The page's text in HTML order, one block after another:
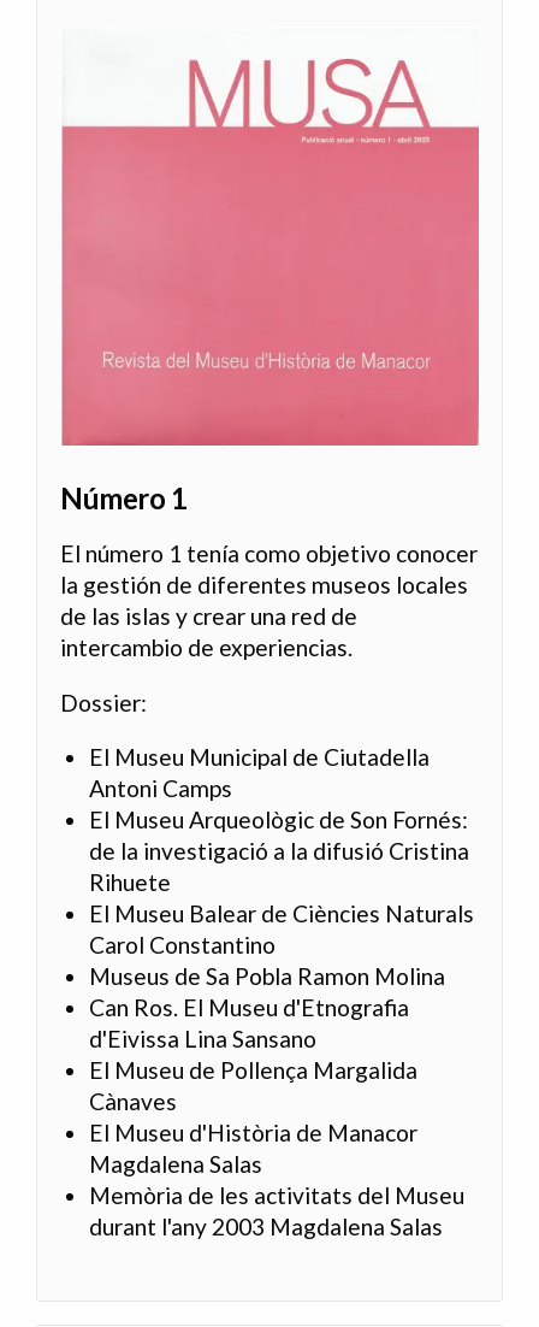
Número 1
El número 1 tenía como objetivo conocer
la gestión de diferentes museos locales
de las islas y crear una red de
intercambio de experiencias.
Dossier:
El Museu Municipal de Ciutadella
Antoni Camps
El Museu Arqueològic de Son Fornés:
de la investigació a la difusió Cristina
Rihuete
El Museu Balear de Ciències Naturals
Carol Constantino
Museus de Sa Pobla Ramon Molina
Can Ros. El Museu d'Etnografia
d'Eivissa Lina Sansano
El Museu de Pollença Margalida
Cànaves
El Museu d'Història de Manacor
Magdalena Salas
Memòria de les activitats del Museu
durant l'any 2003 Magdalena Salas